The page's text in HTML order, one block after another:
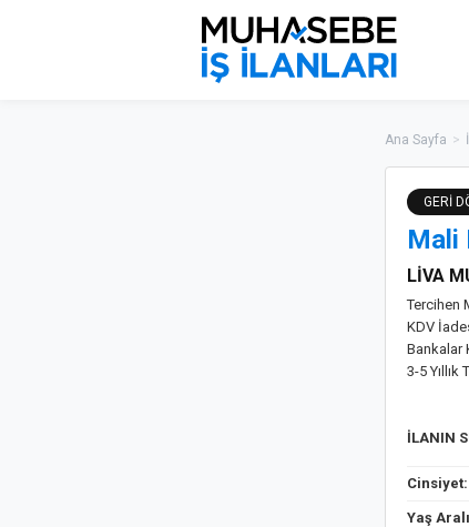
Ana Sayfa >
GERİ
Mali
LİVA
Tercihen
KDV
Bankalar
3-5
İLANIN
Cinsiyet:
Yaş